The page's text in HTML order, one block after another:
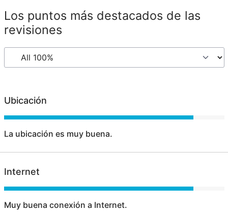
Los puntos más destacados de las
revisiones
Ubicación
La ubicación es muy buena.
Internet
Muy buena conexión a Internet.